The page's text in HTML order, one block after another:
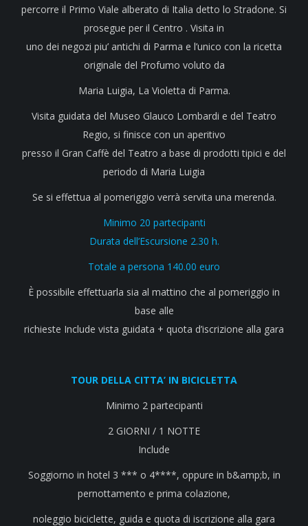
percorre il Primo Viale alberato di Italia detto lo Stradone. Si
prosegue per il Centro . Visita in
uno dei negozi piu’ antichi di Parma e l’unico con la ricetta
originale del Profumo voluto da
Maria Luigia, La Violetta di Parma.
Visita guidata del Museo Glauco Lombardi e del Teatro
Regio, si finisce con un aperitivo
presso il Gran Caffè del Teatro a base di prodotti tipici e del
periodo di Maria Luigia
Se si effettua al pomeriggio verrà servita una merenda.
Minimo 20 partecipanti
Durata dell’Escursione 2.30 h.
Totale a persona 140.00 euro
È possibile effettuarla sia al mattino che al pomeriggio in
base alle
richieste Include vista guidata + quota d’iscrizione alla gara
TOUR DELLA CITTA’ IN BICICLETTA
Minimo 2 partecipanti
2 GIORNI / 1 NOTTE
Include
Soggiorno in hotel 3 *** o 4****, oppure in b&amp;b, in
pernottamento e prima colazione,
noleggio biciclette, guida e quota di iscrizione alla gara